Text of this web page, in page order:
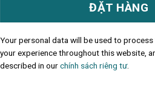
ĐẶT HÀNG
Your personal data will be used to
your experience throughout this website,
described in ourchính sách riêng tư.